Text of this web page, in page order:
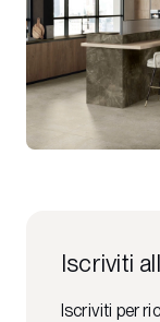
Iscriviti
Iscriviti per